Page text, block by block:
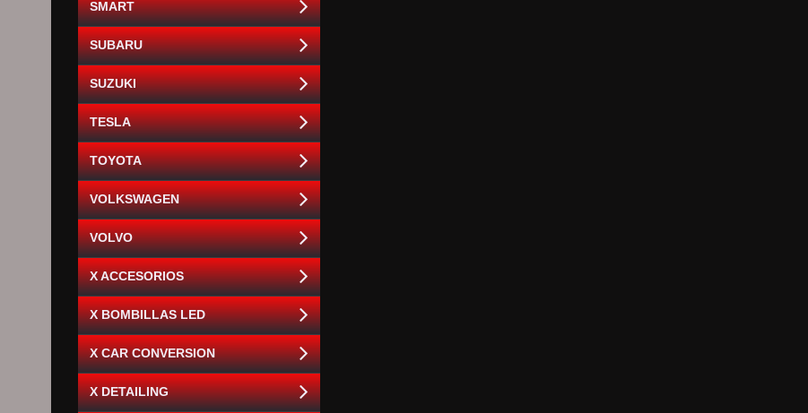
SMART
SUBARU
SUZUKI
TESLA
TOYOTA
VOLKSWAGEN
VOLVO
X ACCESORIOS
X BOMBILLAS LED
X CAR CONVERSION
X DETAILING